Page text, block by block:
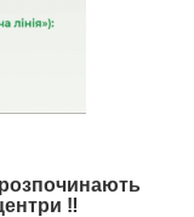
розпочинають
‼️